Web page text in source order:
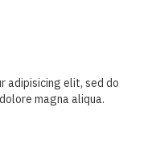
adipisicing elit, sed do
magna aliqua.